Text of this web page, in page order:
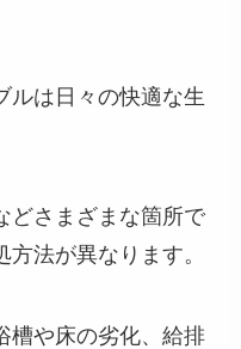
ルは日々の快適な生
どさまざまな箇所で
法が異なります。
槽や床の劣化、給排